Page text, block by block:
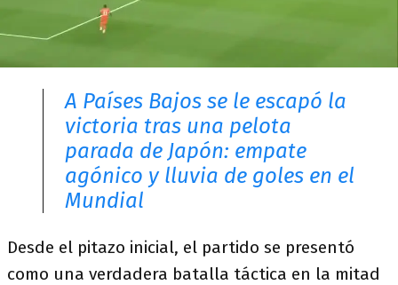
A Países Bajos se le escapó la
victoria tras una pelota
parada de Japón: empate
agónico y lluvia de goles en el
Mundial
Desde el pitazo inicial, el partido se presentó
como una verdadera batalla táctica en la mitad